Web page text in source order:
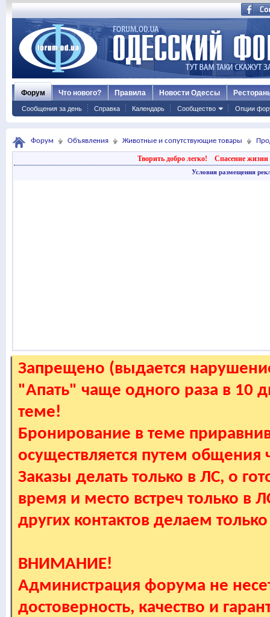
Форум
Сообщения за день Справка Календарь Сообщество Опции
Что нового? Правила Новости Одессы
Форум Объявления Животные и сопутствующие товары
Творить добро легко! Спасение жизни
Условия размещения
Запрещено (выдается
"Апать" чаще одного раза в 10
теме!
Бронирование в теме
осуществляется путем
Заказы делать только в ЛС, о
время и место встреч только в
других контактов делаем
ВНИМАНИЕ!
Администрация форума не
достоверность, качество и